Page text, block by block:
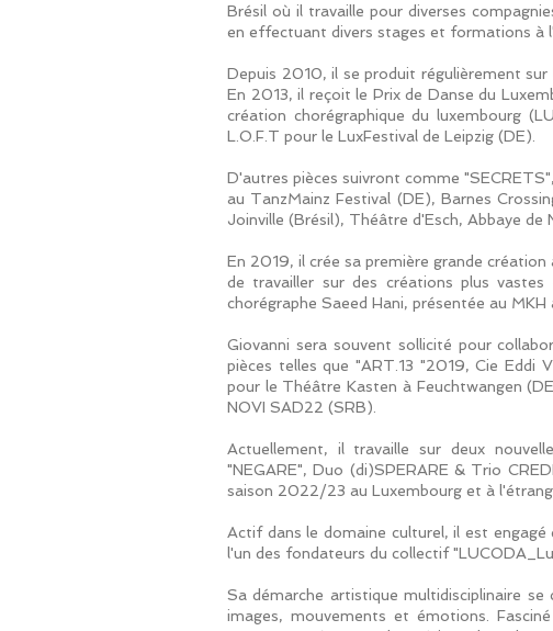
Brésil où il travaille pour diverses
en effectuant divers stages et formations à
Depuis 2010, il se produit régulièrement
En 2013, il reçoit le Prix de Danse du
création chorégraphique du luxembourg
L.O.F.T pour le LuxFestival de Leipzig (DE).
D'autres pièces suivront comme
au TanzMainz Festival (DE), Barnes
Joinville (Brésil), Théâtre d'Esch, Abbaye de
En 2019, il crée sa première grande
de travailler sur des créations plus
chorégraphe Saeed Hani, présentée au MKH
Giovanni sera souvent sollicité pour
pièces telles que "ART.13 "2019, Cie Eddi
pour le Théâtre Kasten à Feuchtwangen
NOVI SAD22 (SRB).
Actuellement, il travaille sur deux
"NEGARE", Duo (di)SPERARE & Trio
saison 2022/23 au Luxembourg et à
Actif dans le domaine culturel, il est
l'un des fondateurs du collectif
Sa démarche artistique multidisciplinaire
images, mouvements et émotions.